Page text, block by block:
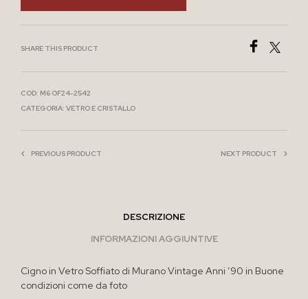
SHARE THIS PRODUCT
COD: M6 OF24-2542
CATEGORIA: VETRO E CRISTALLO
PREVIOUS PRODUCT NEXT PRODUCT
DESCRIZIONE
INFORMAZIONI AGGIUNTIVE
Cigno in Vetro Soffiato di Murano Vintage Anni ’90 in Buone
condizioni come da foto